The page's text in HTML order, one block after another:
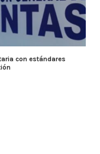
con estándares